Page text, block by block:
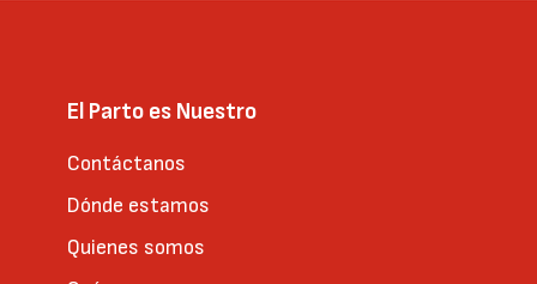
El Parto es Nuestro
Contáctanos
Dónde estamos
Quienes somos